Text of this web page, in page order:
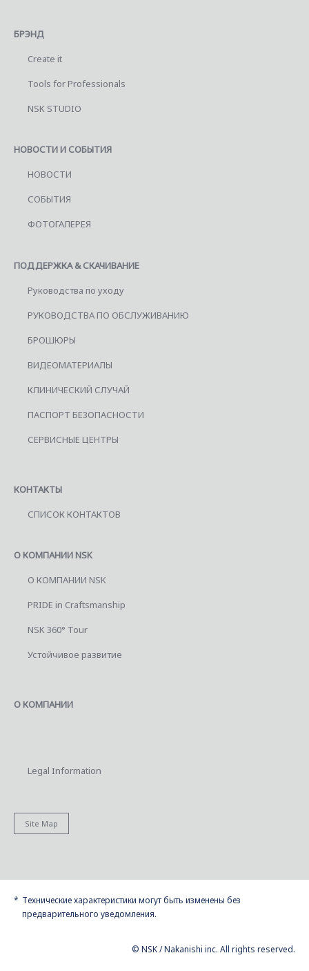
БРЭНД
Create it
Tools for Professionals
NSK STUDIO
НОВОСТИ И СОБЫТИЯ
НОВОСТИ
СОБЫТИЯ
ФОТОГАЛЕРЕЯ
ПОДДЕРЖКА & СКАЧИВАНИЕ
Руководства по уходу
РУКОВОДСТВА ПО ОБСЛУЖИВАНИЮ
БРОШЮРЫ
ВИДЕОМАТЕРИАЛЫ
КЛИНИЧЕСКИЙ СЛУЧАЙ
ПАСПОРТ БЕЗОПАСНОСТИ
СЕРВИСНЫЕ ЦЕНТРЫ
КОНТАКТЫ
СПИСОК КОНТАКТОВ
О КОМПАНИИ NSK
О КОМПАНИИ NSK
PRIDE in Craftsmanship
NSK 360° Tour
Устойчивое развитие
О КОМПАНИИ
Legal Information
Site Map
Технические характеристики могут быть изменены без
предварительного уведомления.
© NSK / Nakanishi inc. All rights reserved.